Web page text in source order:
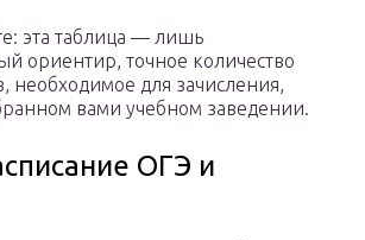
эта таблица — лишь
ориентир, точное количество
необходимое для зачисления,
вами учебном заведении.
ОГЭ и